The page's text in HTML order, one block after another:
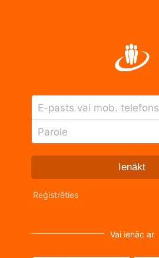
E-pasts vai mob. telefons
Parole
Ienākt
Reģistrēties
Vai ienāc ar